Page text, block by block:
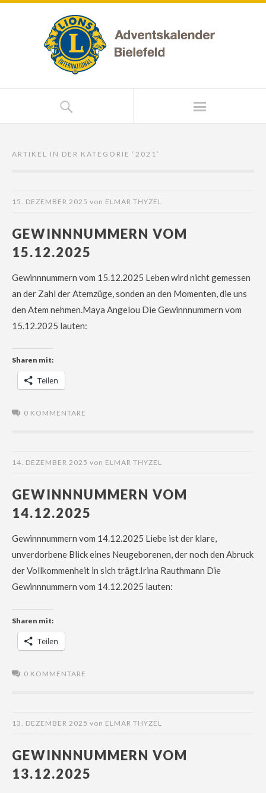
ARTIKEL IN DER KATEGORIE ‘ 2021 ’
15. DEZEMBER 2025 von ELMAR THYZEL
GEWINNNUMMERN VOM
15.12.2025
Gewinnnummern vom 15.12.2025 Leben wird nicht gemessen
an der Zahl der Atemzüge, sonden an den Momenten, die uns
den Atem nehmen.Maya Angelou Die Gewinnnummern vom
15.12.2025 lauten:
Sharen mit:
Teilen
0 KOMMENTARE
14. DEZEMBER 2025 von ELMAR THYZEL
GEWINNNUMMERN VOM
14.12.2025
Gewinnnummern vom 14.12.2025 Liebe ist der klare,
unverdorbene Blick eines Neugeborenen, der noch den Abruck
der Vollkommenheit in sich trägt.Irina Rauthmann Die
Gewinnnummern vom 14.12.2025 lauten:
Sharen mit:
Teilen
0 KOMMENTARE
13. DEZEMBER 2025 von ELMAR THYZEL
GEWINNNUMMERN VOM
13.12.2025